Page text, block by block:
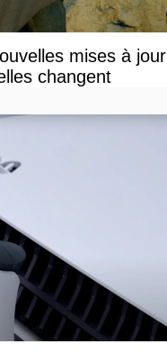
mises à jour
changent